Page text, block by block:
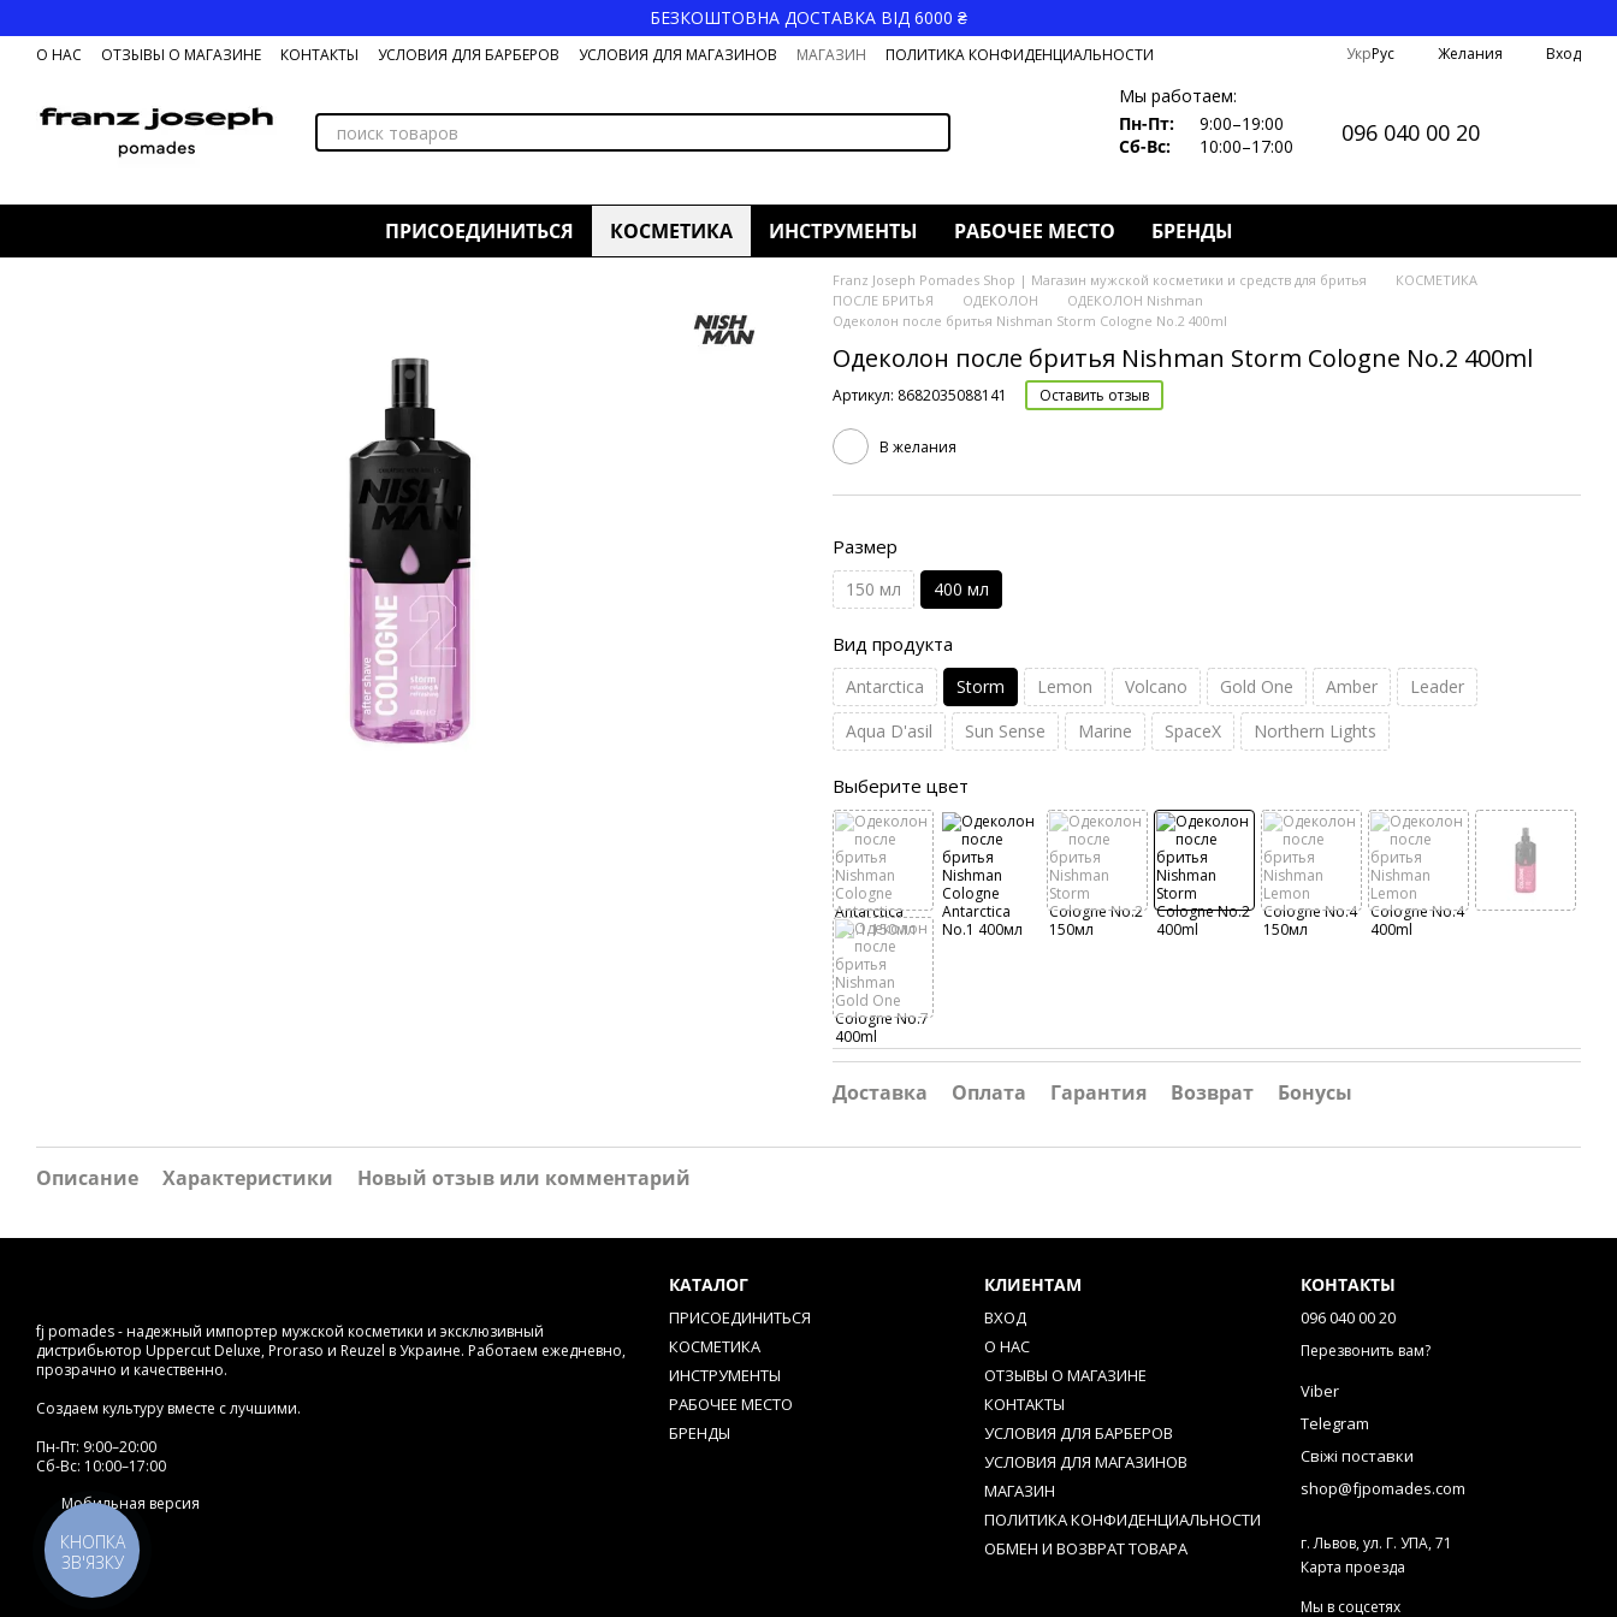
БЕЗКОШТОВНА ДОСТАВКА ВІД 6000 ₴
О НАС ОТЗЫВЫ О МАГАЗИНЕ КОНТАКТЫ УСЛОВИЯ ДЛЯ БАРБЕРОВ УСЛОВИЯ ДЛЯ МАГАЗИНОВ МАГАЗИН
ПОЛИТИКА КОНФИДЕНЦИАЛЬНОСТИ
УкрРус Желания Вход
Мы работаем:
Пн-Пт:
9:00–19:00
Сб-Вс:
10:00–17:00 096 040 00 20
ПРИСОЕДИНИТЬСЯ КОСМЕТИКА ИНСТРУМЕНТЫ РАБОЧЕЕ МЕСТО БРЕНДЫ
Franz Joseph Pomades Shop | Магазин мужской косметики и средств для бритья
КОСМЕТИКА
ПОСЛЕ БРИТЬЯ
ОДЕКОЛОН
ОДЕКОЛОН Nishman
Одеколон после бритья Nishman Storm Cologne No.2 400ml
Одеколон после бритья Nishman Storm Cologne No.2 400ml
Артикул: 8682035088141 Оставить отзыв
В желания
Размер
150 мл 400 мл
Вид продукта
Antarctica Storm Lemon Volcano Gold One Amber
Leader
Aqua D'asil
Sun Sense Marine SpaceX Northern Lights
Выберите цвет
Доставка Оплата Гарантия Возврат Бонусы
Описание Характеристики Новый отзыв или комментарий
fj pomades - надежный импортер мужской косметики и эксклюзивный
дистрибьютор Uppercut Deluxe, Proraso и Reuzel в Украине. Работаем ежедневно,
прозрачно и качественно.
Создаем культуру вместе с лучшими.
Пн-Пт: 9:00–20:00
Сб-Вс: 10:00–17:00
Мобильная версия
КАТАЛОГ
ПРИСОЕДИНИТЬСЯ
КОСМЕТИКА
ИНСТРУМЕНТЫ
РАБОЧЕЕ МЕСТО
БРЕНДЫ
КЛИЕНТАМ
ВХОД
О НАС
ОТЗЫВЫ О МАГАЗИНЕ
КОНТАКТЫ
УСЛОВИЯ ДЛЯ БАРБЕРОВ
УСЛОВИЯ ДЛЯ МАГАЗИНОВ
МАГАЗИН
ПОЛИТИКА КОНФИДЕНЦИАЛЬНОСТИ
ОБМЕН И ВОЗВРАТ ТОВАРА
КОНТАКТЫ
096 040 00 20
Перезвонить вам?
Viber
Telegram
Свіжі поставки
shop@fjpomades.com
г. Львов, ул. Г. УПА, 71
Карта проезда
Мы в соцсетях
КНОПКА
ЗВ'ЯЗКУ